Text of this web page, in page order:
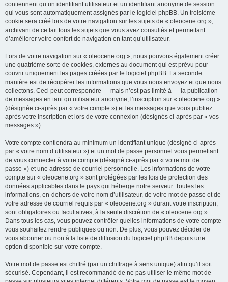
contiennent qu’un identifiant utilisateur et un identifiant anonyme de session
qui vous sont automatiquement assignés par le logiciel phpBB. Un troisième
cookie sera créé lors de votre navigation sur les sujets de « oleocene.org »,
archivant de ce fait tous les sujets que vous avez consultés et permettant
d’améliorer votre confort de navigation en tant qu’utilisateur.
Lors de votre navigation sur « oleocene.org », nous pouvons également créer
une quatrième sorte de cookies, externes au document qui est prévu pour
couvrir uniquement les pages créées par le logiciel phpBB. La seconde
manière est de récupérer les informations que vous nous envoyez et que nous
collectons. Ceci peut correspondre — mais n’est pas limité à — la publication
de messages en tant qu’utilisateur anonyme, l’inscription sur « oleocene.org »
(désignée ci-après par « votre compte ») et les messages que vous publiez
après votre inscription et lors de votre connexion (désignés ci-après par « vos
messages »).
Votre compte contiendra au minimum un identifiant unique (désigné ci-après
par « votre nom d’utilisateur ») et un mot de passe personnel vous permettant
de vous connecter à votre compte (désigné ci-après par « votre mot de
passe ») et une adresse de courriel personnelle. Les informations de votre
compte sur « oleocene.org » sont protégées par les lois de protection des
données applicables dans le pays qui héberge notre serveur. Toutes les
informations, en-dehors de votre nom d’utilisateur, de votre mot de passe et de
votre adresse de courriel requis par « oleocene.org » durant votre inscription,
sont obligatoires ou facultatives, à la seule discrétion de « oleocene.org ».
Dans tous les cas, vous pouvez contrôler quelles informations de votre compte
vous souhaitez rendre publiques ou non. De plus, vous pouvez décider de
vous abonner ou non à la liste de diffusion du logiciel phpBB depuis une
option disponible sur votre compte.
Votre mot de passe est chiffré (par un chiffrage à sens unique) afin qu’il soit
sécurisé. Cependant, il est recommandé de ne pas utiliser le même mot de